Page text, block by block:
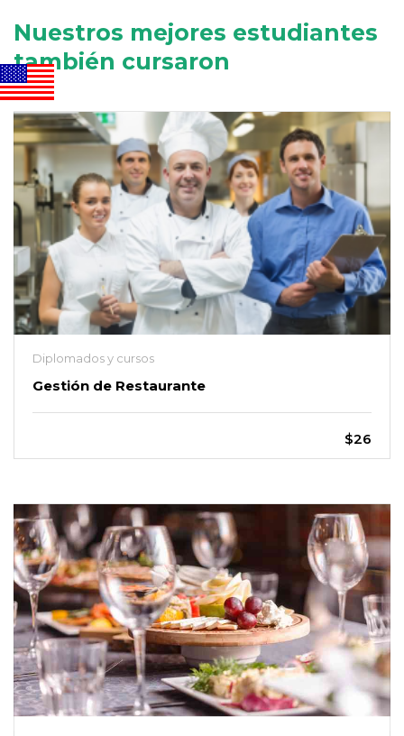
Nuestros mejores estudiantes
también cursaron
Diplomados y cursos
Gestión de Restaurante
$26